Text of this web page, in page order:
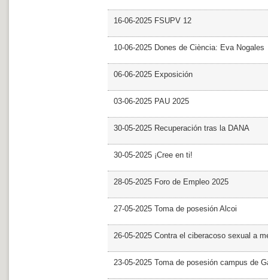
16-06-2025 FSUPV 12
10-06-2025 Dones de Ciència: Eva Nogales
06-06-2025 Exposición
03-06-2025 PAU 2025
30-05-2025 Recuperación tras la DANA
30-05-2025 ¡Cree en ti!
28-05-2025 Foro de Empleo 2025
27-05-2025 Toma de posesión Alcoi
26-05-2025 Contra el ciberacoso sexual a
23-05-2025 Toma de posesión campus de